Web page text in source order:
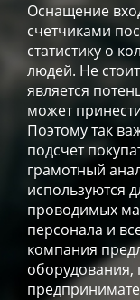
Оснащение
счетчиками
статистику о
людей. Не
является
может
Поэтому так
подсчет
грамотный
используются
проводимых
персонала и
компания